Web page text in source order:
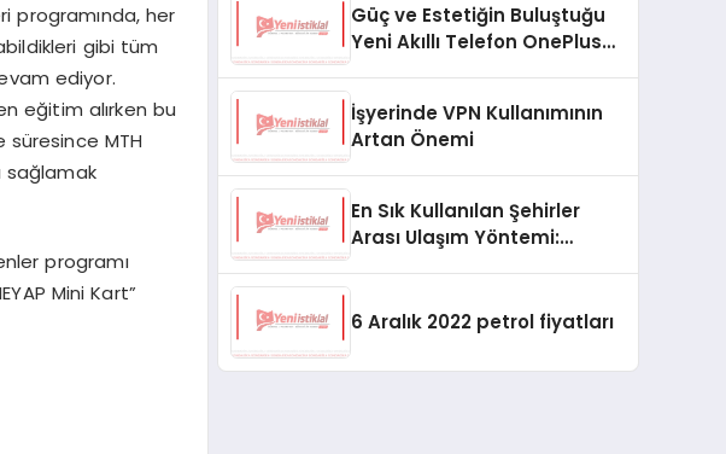
programında, her
gibi tüm
ediyor.
eğitim alırken bu
MTH
sağlamak
programı
Mini Kart”
Güç ve Estetiğin Buluştuğu
Yeni Akıllı Telefon OnePlus
İşyerinde VPN Kullanımının
Artan Önemi
En Sık Kullanılan Şehirler
Arası Ulaşım Yöntemi:
6 Aralık 2022 petrol fiyatları